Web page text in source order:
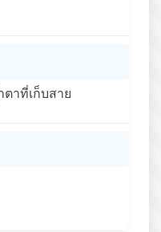
าที่เก็บสาย